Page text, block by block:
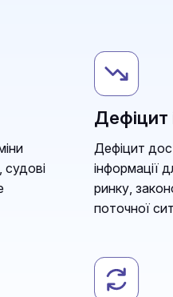
судові
Дефіцит
Дефіцит
інформації
ринку,
поточної